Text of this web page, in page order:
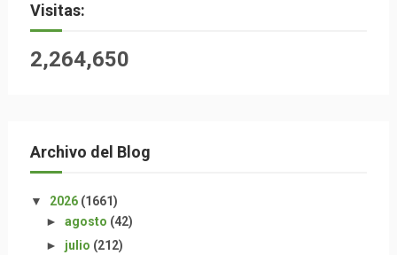
Visitas:
2,264,650
Archivo del Blog
▼ 2026 (1661)
► agosto (42)
► julio (212)